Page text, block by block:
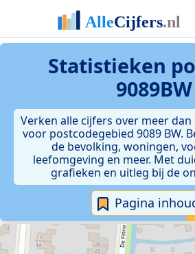
Statistieken
9089BW
Verken alle cijfers over meer
voor postcodegebied 9089 BW.
de bevolking, woningen,
leefomgeving en meer. Met
grafieken en uitleg bij de
Pagina